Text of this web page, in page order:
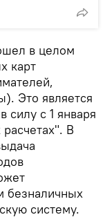
в целом
карт
Это является
силу с 1 января
В
безналичных
систему.